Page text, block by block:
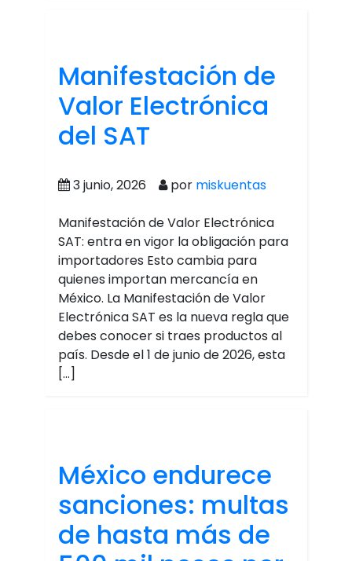
Manifestación de
Valor Electrónica
del SAT
3 junio, 2026 por miskuentas
Manifestación de Valor Electrónica
SAT: entra en vigor la obligación para
importadores Esto cambia para
quienes importan mercancía en
México. La Manifestación de Valor
Electrónica SAT es la nueva regla que
debes conocer si traes productos al
país. Desde el 1 de junio de 2026, esta
[…]
México endurece
sanciones: multas
de hasta más de